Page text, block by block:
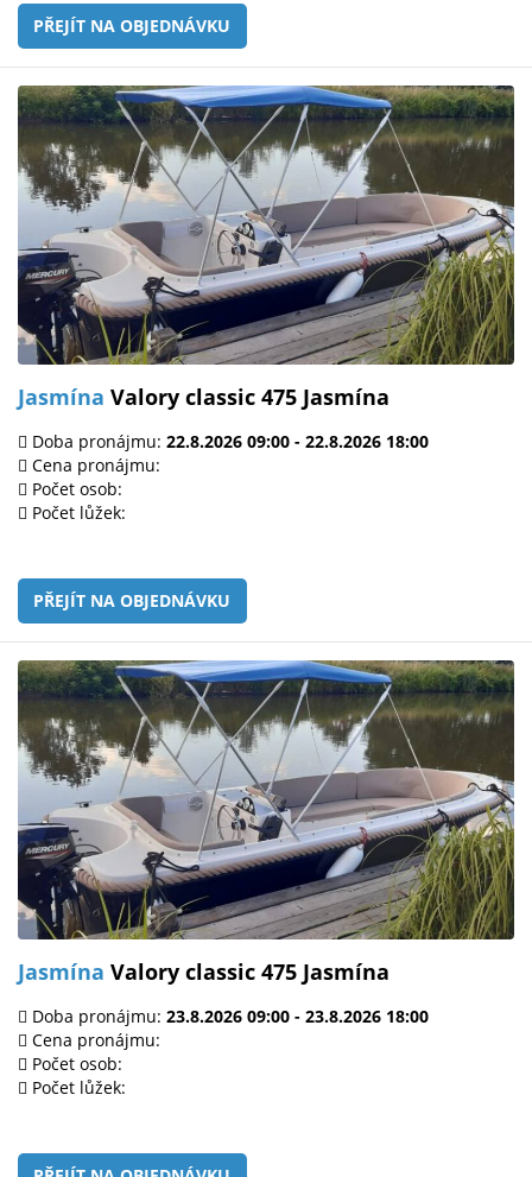
PŘEJÍT NA OBJEDNÁVKU
Jasmína Valory classic 475 Jasmína
Doba pronájmu: 22.8.2026 09:00 - 22.8.2026 18:00
Cena pronájmu:
Počet osob:
Počet lůžek:
PŘEJÍT NA OBJEDNÁVKU
Jasmína Valory classic 475 Jasmína
Doba pronájmu: 23.8.2026 09:00 - 23.8.2026 18:00
Cena pronájmu:
Počet osob:
Počet lůžek: